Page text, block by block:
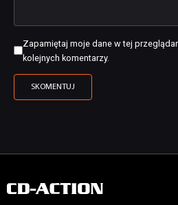
Zapamiętaj moje dane w tej
kolejnych komentarzy.